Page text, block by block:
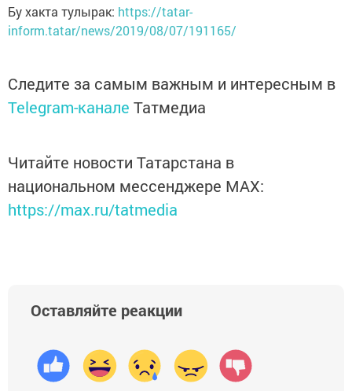
Бу хакта тулырак: https://tatar-
inform.tatar/news/2019/08/07/191165/
Следите за самым важным и интересным в
Telegram-канале Татмедиа
Читайте новости Татарстана в
национальном мессенджере MАХ:
https://max.ru/tatmedia
Оставляйте реакции